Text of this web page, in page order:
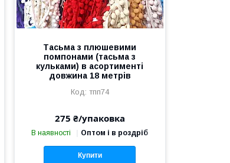
Тасьма з плюшевими
помпонами (тасьма з
кульками) в асортименті
довжина 18 метрів
тпп74
275 ₴/упаковка
В наявності Оптом і в роздріб
Купити